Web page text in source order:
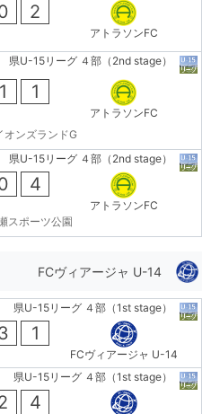
2
アトラソンFC
県U-15リーグ ４部（2nd stage）
1 1
アトラソンFC
オンズランドG
県U-15リーグ ４部（2nd stage）
4
アトラソンFC
スポーツ公園
FCヴィアージャ U-14
県U-15リーグ ４部（1st stage）
1
FCヴィアージャ U-14
県U-15リーグ ４部（1st stage）
4